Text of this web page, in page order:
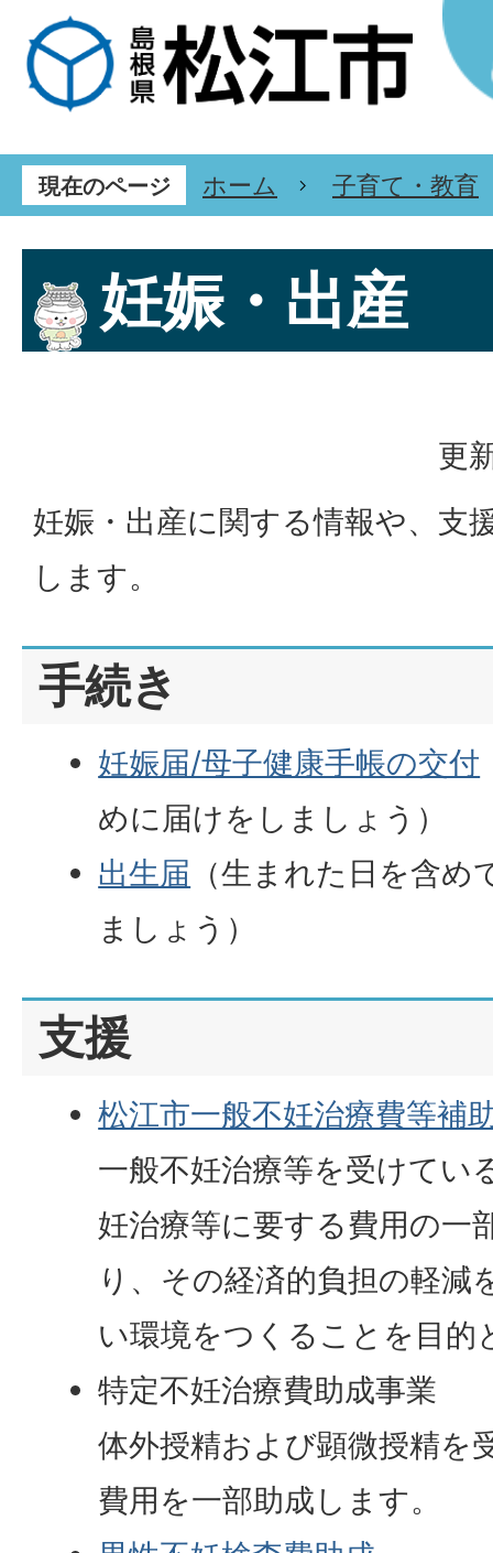
現在のページ ホーム 子育て・教育
妊娠・出産
更
妊娠・出産に関する情報や、支
します。
手続き
妊娠届/母子健康手帳の交付
めに届けをしましょう）
出生届 （生まれた日を含
ましょう）
支援
松江市一般不妊治療費等補
一般不妊治療等を受けてい
妊治療等に要する費用の一
り、その経済的負担の軽減
い環境をつくることを目的
特定不妊治療費助成事業
体外授精および顕微授精を
費用を一部助成します。